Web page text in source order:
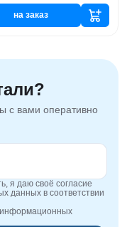
на заказ
с вами оперативно
я даю своё согласие
данных в соответствии
информационных